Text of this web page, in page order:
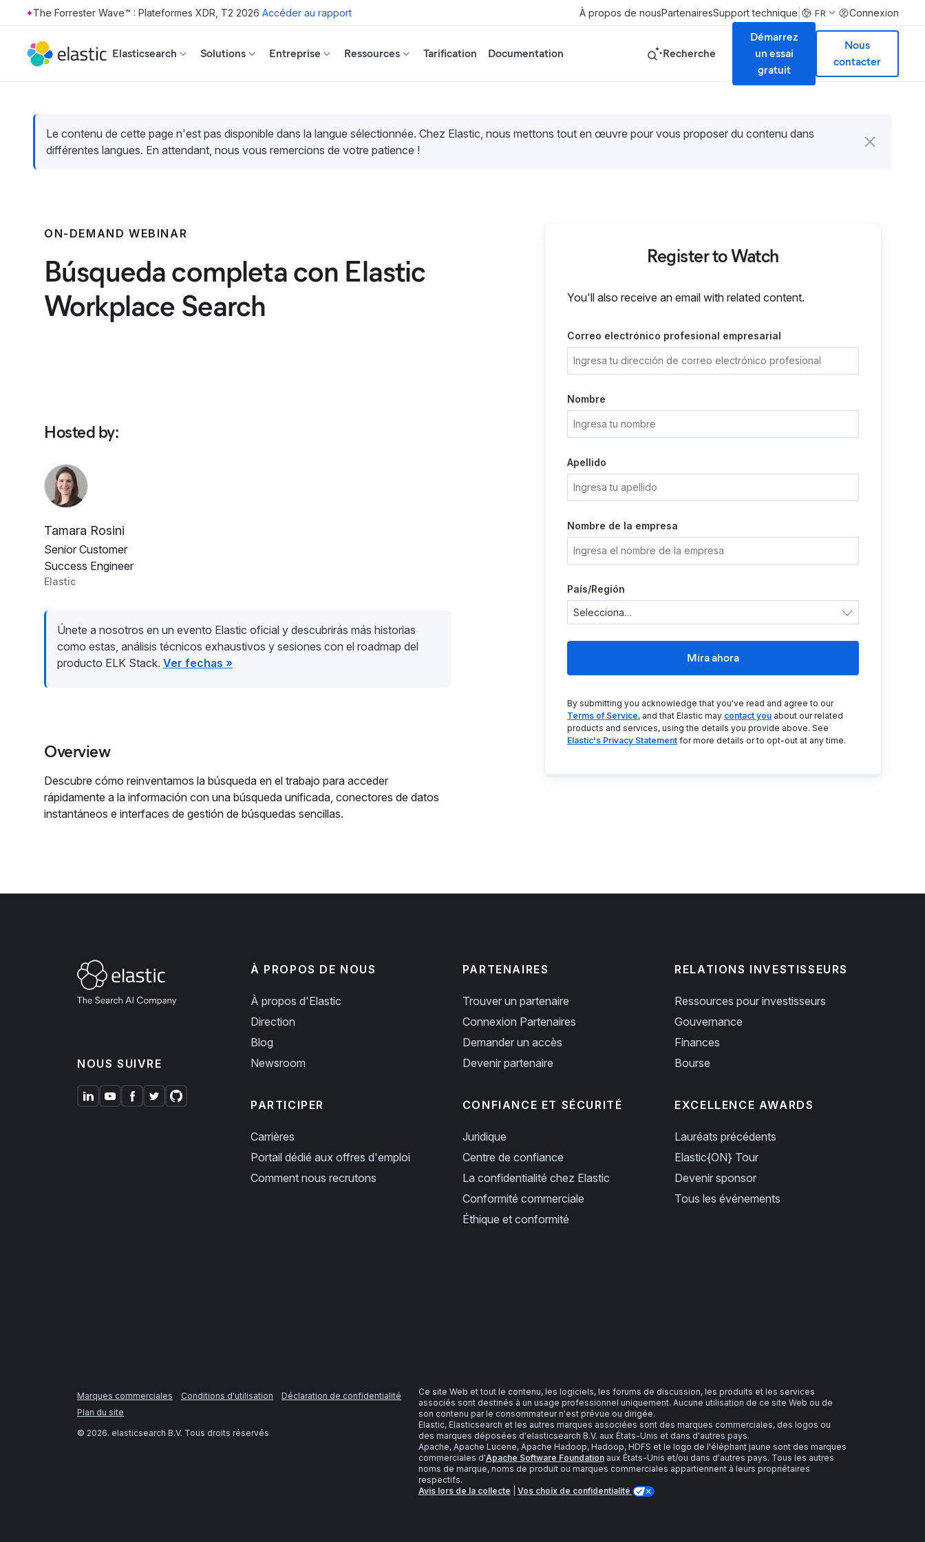
Skip to main content
The Forrester Wave™ : Plateformes XDR, T2 2026 Accéder au rapport À propos de nousPartenairesSupport technique FR Connexion
Elasticsearch Solutions Entreprise Ressources Tarification Documentation Recherche
Démarrez
un essai
gratuit
Nous
contacter
Le contenu de cette page n'est pas disponible dans la langue sélectionnée. Chez Elastic, nous mettons tout en œuvre pour vous proposer du contenu dans
différentes langues. En attendant, nous vous remercions de votre patience !
ON-DEMAND WEBINAR
Búsqueda completa con Elastic
Workplace Search
Hosted by:
Tamara Rosini
Senior Customer
Success Engineer
Elastic
Únete a nosotros en un evento Elastic oficial y descubrirás más historias
como estas, análisis técnicos exhaustivos y sesiones con el roadmap del
producto ELK Stack. Ver fechas »
Overview
Descubre cómo reinventamos la búsqueda en el trabajo para acceder
rápidamente a la información con una búsqueda unificada, conectores de datos
instantáneos e interfaces de gestión de búsquedas sencillas.
Register to Watch
You'll also receive an email with related content.
Correo electrónico profesional empresarial
Nombre
Apellido
Nombre de la empresa
País/Región
Mira ahora
By submitting you acknowledge that you've read and agree to our
Terms of Service, and that Elastic may contact you about our related
products and services, using the details you provide above. See
Elastic's Privacy Statement for more details or to opt-out at any time.
NOUS SUIVRE
À PROPOS DE NOUS
À propos d'Elastic
Direction
Blog
Newsroom
PARTICIPER
Carrières
Portail dédié aux offres d'emploi
Comment nous recrutons
PARTENAIRES
Trouver un partenaire
Connexion Partenaires
Demander un accès
Devenir partenaire
CONFIANCE ET SÉCURITÉ
Juridique
Centre de confiance
La confidentialité chez Elastic
Conformité commerciale
Éthique et conformité
RELATIONS INVESTISSEURS
Ressources pour investisseurs
Gouvernance
Finances
Bourse
EXCELLENCE AWARDS
Lauréats précédents
Elastic{ON} Tour
Devenir sponsor
Tous les événements
Marques commerciales Conditions d'utilisation
Déclaration de confidentialité
Plan du site
© 2026. elasticsearch B.V. Tous droits réservés
Ce site Web et tout le contenu, les logiciels, les forums de discussion, les produits et les services
associés sont destinés à un usage professionnel uniquement. Aucune utilisation de ce site Web ou de
son contenu par le consommateur n'est prévue ou dirigée.
Elastic, Elasticsearch et les autres marques associées sont des marques commerciales, des logos ou
des marques déposées d'elasticsearch B.V. aux États-Unis et dans d'autres pays.
Apache, Apache Lucene, Apache Hadoop, Hadoop, HDFS et le logo de l'éléphant jaune sont des marques
commerciales d'Apache Software Foundationaux États-Unis et/ou dans d'autres pays. Tous les autres
noms de marque, noms de produit ou marques commerciales appartiennent à leurs propriétaires
respectifs.
Avis lors de la collecte
Vos choix de confidentialité